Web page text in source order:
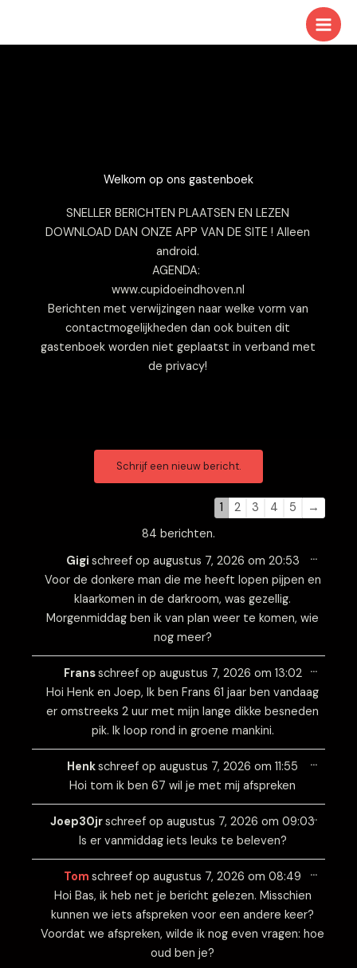
de
Welkom op ons gastenboek
SNELLER BERICHTEN PLAATSEN EN LEZEN
DOWNLOAD DAN ONZE APP VAN DE SITE ! Alleen
android.
AGENDA:
www.cupidoeindhoven.nl
Berichten met verwijzingen naar welke vorm van
contactmogelijkheden dan ook buiten dit
gastenboek worden niet geplaatst in verband met
de privacy!
Navigatie
de
gastenboek-
1 2 3 4 5
→
84 berichten.
Gigi schreef op augustus 7, 2026 om 20:53
Voor de donkere man die me heeft lopen pijpen en
klaarkomen in de darkroom, was gezellig.
Morgenmiddag ben ik van plan weer te komen, wie
nog meer?
…deze
Fransschreef op augustus 7, 2026 om 13:02
Hoi Henk en Joep, Ik ben Frans 61 jaar ben vandaag
er omstreeks 2 uur met mijn lange dikke besneden
pik. Ik loop rond in groene mankini.
…
Wissel
deze
Henkschreef op augustus 7, 2026 om 11:55
Hoi tom ik ben 67 wil je met mij afspreken
…
Wissel
deze
Joep30jrschreef op augustus 7, 2026 om 09:03
Is er vanmiddag iets leuks te beleven?
…
Wissel
deze
Tom schreef op augustus 7, 2026 om 08:49
Hoi Bas, ik heb net je bericht gelezen. Misschien
kunnen we iets afspreken voor een andere keer?
Voordat we afspreken, wilde ik nog even vragen: hoe
oud ben je?
…
Wissel
deze
Navigatie
de
gastenboek-